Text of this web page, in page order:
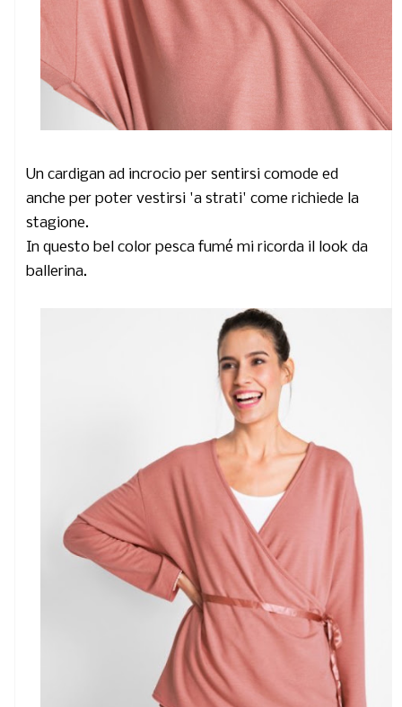
Un cardigan ad incrocio per sentirsi comode ed
anche per poter vestirsi 'a strati' come richiede la
stagione.
In questo bel color pesca fumé mi ricorda il look da
ballerina.